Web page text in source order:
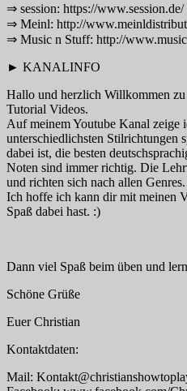
⇒ session: https://www.session.de/
⇒ Meinl: http://
⇒ Music n Stuff: http://
► KANALINFO
Hallo und herzlich Willkommen
Tutorial Videos.
Auf meinem Youtube Kanal zeige
unterschiedlichsten Stilrichtungen
dabei ist, die besten
Noten sind immer richtig. Die
und richten sich nach allen Genres.
Ich hoffe ich kann dir mit meinen
Spaß dabei hast. :)
Dann viel Spaß beim üben und
Schöne Grüße
Euer Christian
Kontaktdaten:
Mail: